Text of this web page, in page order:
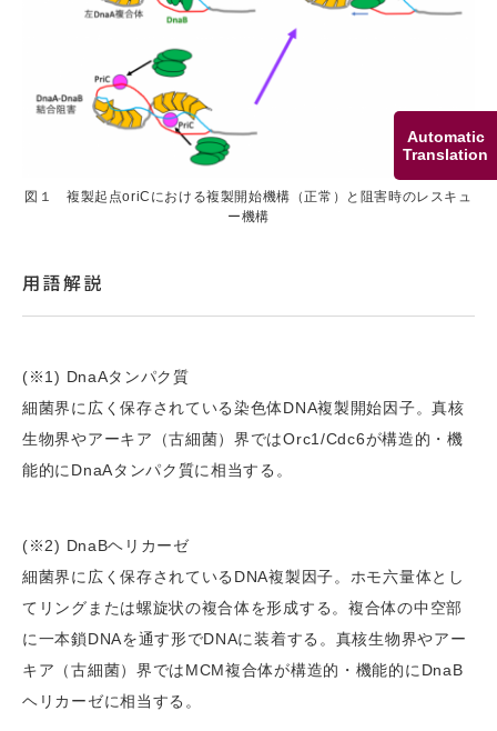
Automatic
Translation
図１ 複製起点oriCにおける複製開始機構（正常）と阻害時のレスキュ
ー機構
用語解説
(※1) DnaAタンパク質
細菌界に広く保存されている染色体DNA複製開始因子。真核
生物界やアーキア（古細菌）界ではOrc1/Cdc6が構造的・機
能的にDnaAタンパク質に相当する。
(※2) DnaBヘリカーゼ
細菌界に広く保存されているDNA複製因子。ホモ六量体とし
てリングまたは螺旋状の複合体を形成する。複合体の中空部
に一本鎖DNAを通す形でDNAに装着する。真核生物界やアー
キア（古細菌）界ではMCM複合体が構造的・機能的にDnaB
ヘリカーゼに相当する。